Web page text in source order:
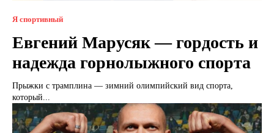
Я спортивный
Евгений Марусяк — гордость и
надежда горнолыжного спорта
Прыжки с трамплина — зимний олимпийский вид спорта,
который...